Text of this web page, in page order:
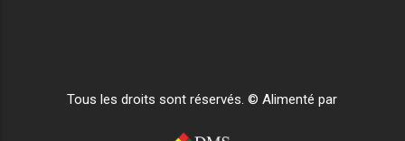
Tous les droits sont réservés. © Alimenté par